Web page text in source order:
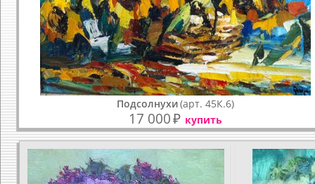
Подсолнухи(арт. 45К.6)
17 000₽ купить